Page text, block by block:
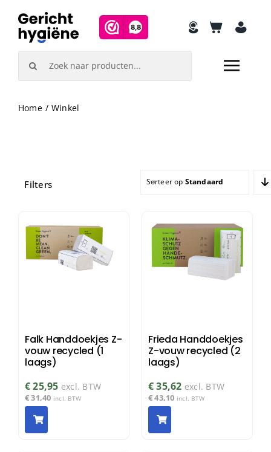
content
Home Winkel
Filters Sorteer op Standaard sortering
Falk Handdoekjes Z-
vouw recycled (1
laags)
€25,95 excl. BTW
€31,40 incl. BTW
Frieda Handdoekjes
Z-vouw recycled (2
laags)
€35,62 excl. BTW
€43,10 incl. BTW